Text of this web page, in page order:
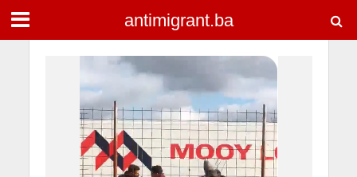
antimigrant.ba